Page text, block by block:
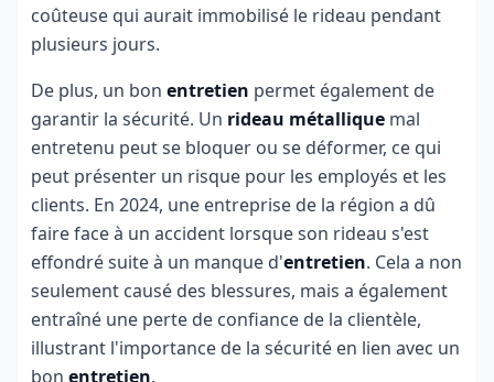
coûteuse qui aurait immobilisé le rideau pendant
plusieurs jours.
De plus, un bon entretien permet également de
garantir la sécurité. Un rideau métallique mal
entretenu peut se bloquer ou se déformer, ce qui
peut présenter un risque pour les employés et les
clients. En 2024, une entreprise de la région a dû
faire face à un accident lorsque son rideau s'est
effondré suite à un manque d'entretien. Cela a non
seulement causé des blessures, mais a également
entraîné une perte de confiance de la clientèle,
illustrant l'importance de la sécurité en lien avec un
bon entretien.